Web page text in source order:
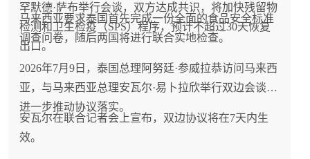
罕默德·萨布举行会谈，双方达成共识，将加快残留物
检测和卫生检疫（SPS）程序，预计不超过30天恢复
出口。
马来西亚要求泰国首先完成一份全面的食品安全标准
调查问卷，随后两国将进行联合实地检查。
2026年7月9日，泰国总理阿努廷·参威拉恭访问马来西
亚，与马来西亚总理安瓦尔·易卜拉欣举行双边会谈，
进一步推动协议落实。
安瓦尔在联合记者会上宣布，双边协议将在7天内生
效。